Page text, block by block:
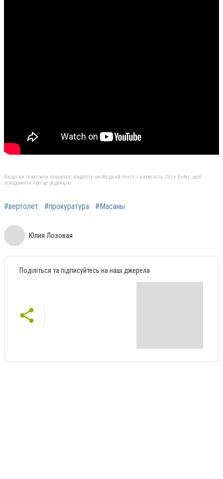
Якщо ви помітили помилку, виділіть необхідний текст і натисніть Ctrl + Enter, щоб
повідомити про це редакцію
#вертолет #прокуратура #Масаны
Юлия Лозовая
Поділіться та підписуйтесь на наші джерела